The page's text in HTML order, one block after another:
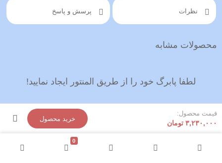
نظرات پرسش و پاسخ
محصولات مشابه
قیمت محصول:
تومان ۳,۲۳۰,۰۰۰
خرید محصول
لطفا پابرگ خود را از طریق المنتور ایجاد نمایید!
0